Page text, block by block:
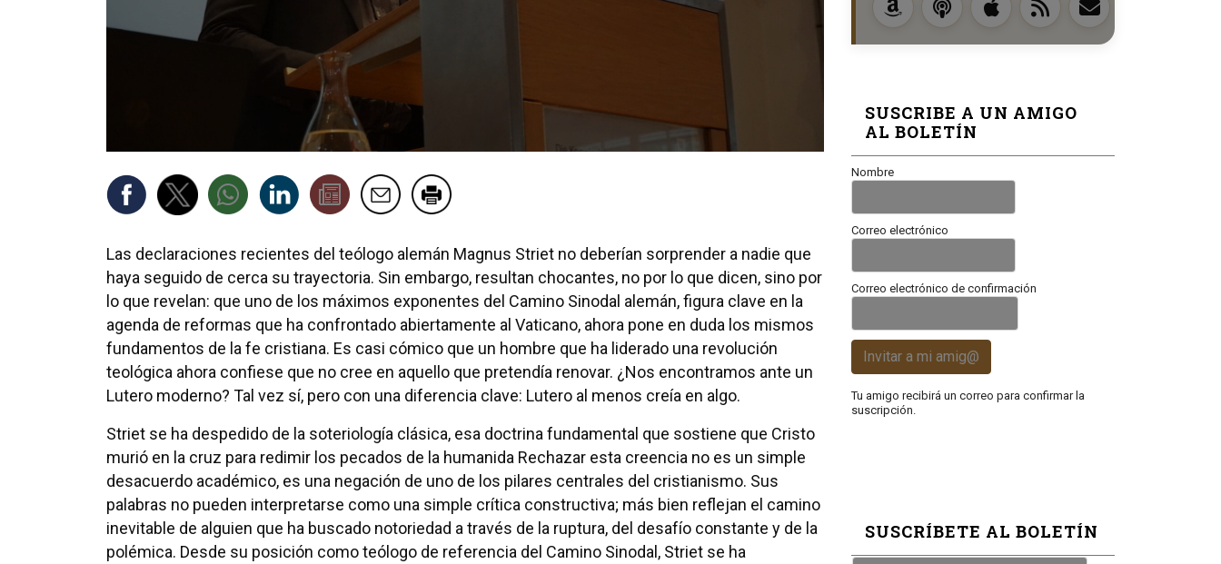
Las declaraciones recientes del teólogo alemán Magnus Striet no deberían sorprender a nadie que
haya seguido de cerca su trayectoria. Sin embargo, resultan chocantes, no por lo que dicen, sino por
lo que revelan: que uno de los máximos exponentes del Camino Sinodal alemán, figura clave en la
agenda de reformas que ha confrontado abiertamente al Vaticano, ahora pone en duda los mismos
fundamentos de la fe cristiana. Es casi cómico que un hombre que ha liderado una revolución
teológica ahora confiese que no cree en aquello que pretendía renovar. ¿Nos encontramos ante un
Lutero moderno? Tal vez sí, pero con una diferencia clave: Lutero al menos creía en algo.
Striet se ha despedido de la soteriología clásica, esa doctrina fundamental que sostiene que Cristo
murió en la cruz para redimir los pecados de la humanida Rechazar esta creencia no es un simple
desacuerdo académico, es una negación de uno de los pilares centrales del cristianismo. Sus
palabras no pueden interpretarse como una simple crítica constructiva; más bien reflejan el camino
inevitable de alguien que ha buscado notoriedad a través de la ruptura, del desafío constante y de la
polémica. Desde su posición como teólogo de referencia del Camino Sinodal, Striet se ha
SUSCRIBE A UN AMIGO
AL BOLETÍN
Nombre
Correo electrónico
Correo electrónico de confirmación
Invitar a mi amig@
Tu amigo recibirá un correo para confirmar la
suscripción.
SUSCRÍBETE AL BOLETÍN